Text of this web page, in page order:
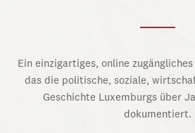
Ein einzigartiges, online
das die politische, soziale,
Geschichte Luxemburgs über
dokumentiert.